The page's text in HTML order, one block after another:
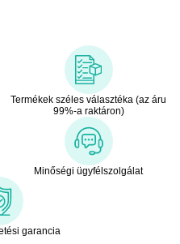
Termékek széles választéka (az áru
99%-a raktáron)
Minőségi ügyfélszolgálat
garancia